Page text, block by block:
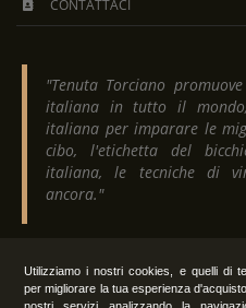
Utilizziamo i nostri cookies, e quelli di
per migliorare la tua esperienza
CONTATTACI
"Tenuta Torciano
italiana in tutto il mondo,
italiana per imparare le
cibo, l'etichetta del
italiana, le tecniche di
ancora."
Tenuta
Via Crocetta 16, Loc. Ulignano 53037